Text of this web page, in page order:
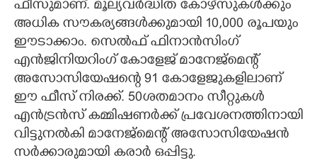
ഫീസുമാണ്. മൂല്യവർദ്ധിത കോഴ്സുകൾക്കും
അധിക സൗകര്യങ്ങൾക്കുമായി 10,000 രൂപയും
ഈടാക്കാം. സെൽഫ് ഫിനാൻസിംഗ്
എൻജിനിയറിംഗ് കോളേജ് മാനേജ്മെന്റ്
അസോസിയേഷന്റെ 91 കോളേജുകളിലാണ്
ഈ ഫീസ് നിരക്ക്. 50ശതമാനം സീറ്റുകൾ
എൻട്രൻസ് കമ്മിഷണർക്ക് പ്രവേശനത്തിനായി
വിട്ടുനൽകി മാനേജ്മെന്റ് അസോസിയേഷൻ
സർക്കാരുമായി കരാർ ഒപ്പിട്ടു.